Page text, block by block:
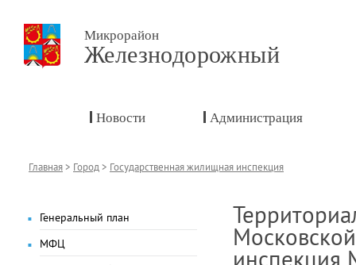
Микрорайон
Железнодорожный
Новости Администрация
Главная> Город> Государственная жилищная инспекция
Генеральный план
МФЦ
инспекция